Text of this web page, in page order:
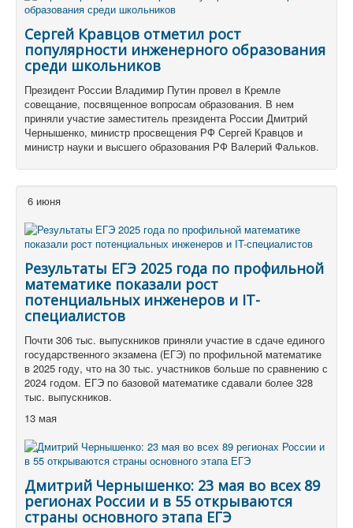
Сергей Кравцов отметил рост
популярности инженерного образования
среди школьников
Президент России Владимир Путин провел в Кремле
совещание, посвященное вопросам образования. В нем
приняли участие заместитель президента России Дмитрий
Чернышенко, министр просвещения РФ Сергей Кравцов и
министр науки и высшего образования РФ Валерий Фальков.
6 июня
Результаты ЕГЭ 2025 года по профильной
математике показали рост
потенциальных инженеров и IT-
специалистов
Почти 306 тыс. выпускников приняли участие в сдаче единого
государственного экзамена (ЕГЭ) по профильной математике
в 2025 году, что на 30 тыс. участников больше по сравнению с
2024 годом. ЕГЭ по базовой математике сдавали более 328
тыс. выпускников.
13 мая
Дмитрий Чернышенко: 23 мая во всех 89
регионах России и в 55 открываются
страны основного этапа ЕГЭ